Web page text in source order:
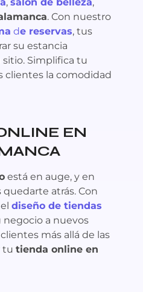
. Con nuestro
de reservas, tus
su estancia
Simplifica tu
clientes la comodidad
EN
está en auge, y en
quedarte atrás. Con
diseño de tiendas
negocio a nuevos
más allá de las
tu tienda online en